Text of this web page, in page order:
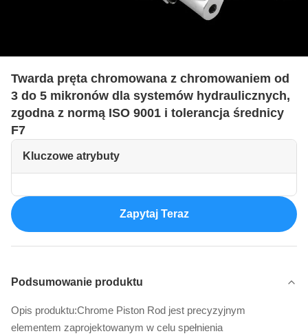
Twarda pręta chromowana z chromowaniem od
3 do 5 mikronów dla systemów hydraulicznych,
zgodna z normą ISO 9001 i tolerancja średnicy
F7
Kluczowe atrybuty
Zapytaj Teraz
Podsumowanie produktu
Opis produktu:Chrome Piston Rod jest precyzyjnym
elementem zaprojektowanym w celu spełnienia